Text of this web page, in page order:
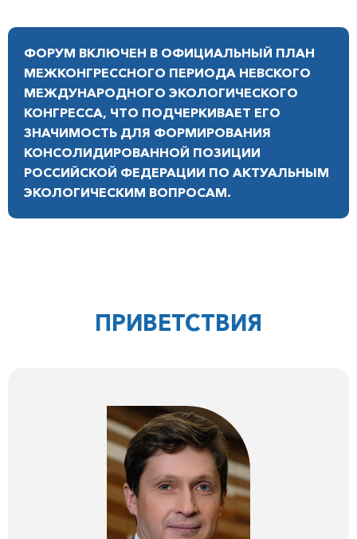
ФОРУМ ВКЛЮЧЕН В ОФИЦИАЛЬНЫЙ ПЛАН
МЕЖКОНГРЕССНОГО ПЕРИОДА НЕВСКОГО
МЕЖДУНАРОДНОГО ЭКОЛОГИЧЕСКОГО
КОНГРЕССА, ЧТО ПОДЧЕРКИВАЕТ ЕГО
ЗНАЧИМОСТЬ ДЛЯ ФОРМИРОВАНИЯ
КОНСОЛИДИРОВАННОЙ ПОЗИЦИИ
РОССИЙСКОЙ ФЕДЕРАЦИИ ПО АКТУАЛЬНЫМ
ЭКОЛОГИЧЕСКИМ ВОПРОСАМ.
ПРИВЕТСТВИЯ